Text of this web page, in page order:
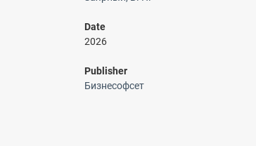
Date
2026
Publisher
Бизнесофсет